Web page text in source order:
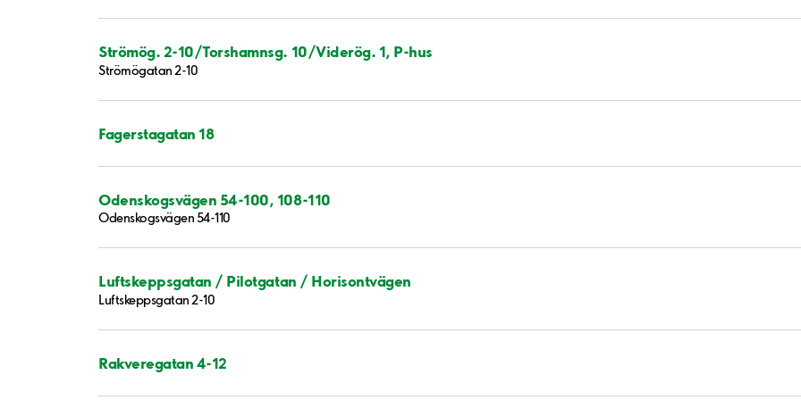
Strömög. 2-10/Torshamnsg. 10/Viderög. 1, P-hus
Strömögatan 2-10
Fagerstagatan 18
Odenskogsvägen 54-100, 108-110
Odenskogsvägen 54-110
Luftskeppsgatan / Pilotgatan / Horisontvägen
Luftskeppsgatan 2-10
Rakveregatan 4-12